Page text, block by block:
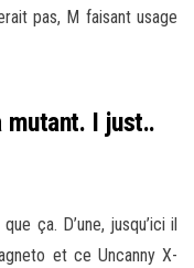
pas, M faisant usage
mutant. I just..
ça. D’une, jusqu’ici il
et ce Uncanny X-